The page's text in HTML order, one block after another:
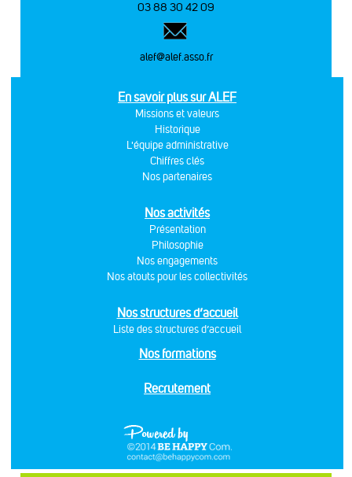
03 88 30 42 09
alef@alef.asso.fr
En savoir plus sur ALEF
Missions et valeurs
Historique
L'équipe administrative
Chiffres clés
Nos partenaires
Nos activités
Présentation
Philosophie
Nos engagements
Nos atouts pour les collectivités
Nos structures d’accueil
Liste des structures d’accueil
Nos formations
Recrutement